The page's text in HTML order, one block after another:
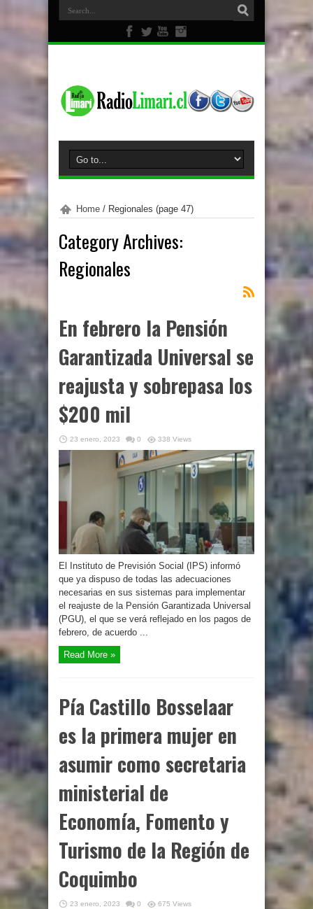
Home / Regionales (page 47)
Category Archives:
Regionales
En febrero la Pensión
Garantizada Universal se
reajusta y sobrepasa los
$200 mil
23 enero, 2023 0 338 Views
El Instituto de Previsión Social (IPS) informó
que ya dispuso de todas las adecuaciones
necesarias en sus sistemas para implementar
el reajuste de la Pensión Garantizada Universal
(PGU), el que se verá reflejado en los pagos de
febrero, de acuerdo ...
Read More »
Pía Castillo Bosselaar
es la primera mujer en
asumir como secretaria
ministerial de
Economía, Fomento y
Turismo de la Región de
Coquimbo
23 enero, 2023 0 675 Views